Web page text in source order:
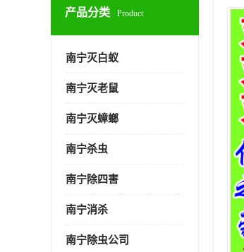
产品分类 Product
南宁灭白蚁
南宁灭老鼠
南宁灭蟑螂
南宁杀虫
南宁除四害
南宁消杀
南宁除虫公司